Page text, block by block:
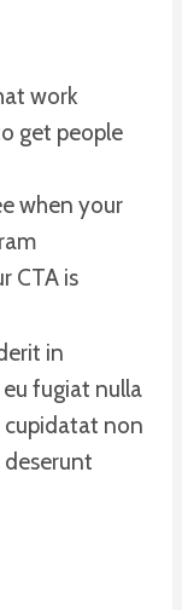
work
get people
when your
CTA is
in
fugiat nulla
cupidatat non